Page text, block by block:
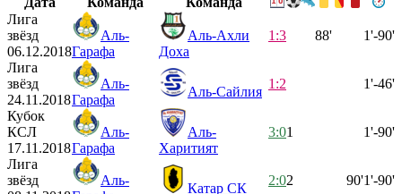
Лига
звёзд
06.12.2018
Аль-
Гарафа
Аль-Ахли
Доха
1:3 88' 1'-90'
Лига
звёзд
24.11.2018
Аль-
Гарафа
Аль-Сайлия
1:2 1'-46'
Кубок
КСЛ
17.11.2018
Аль-
Гарафа
Аль-
Харитият
3:01 1'-90'
Лига
звёзд
Аль-
Катар СК
2:02 90'1'-90'